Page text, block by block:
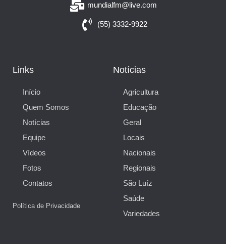
mundialfm@live.com
(55) 3332-9922
Links
Início
Quem Somos
Notícias
Equipe
Vídeos
Fotos
Contatos
Política de Privacidade
Notícias
Agricultura
Educação
Geral
Locais
Nacionais
Regionais
São Luíz
Saúde
Variedades